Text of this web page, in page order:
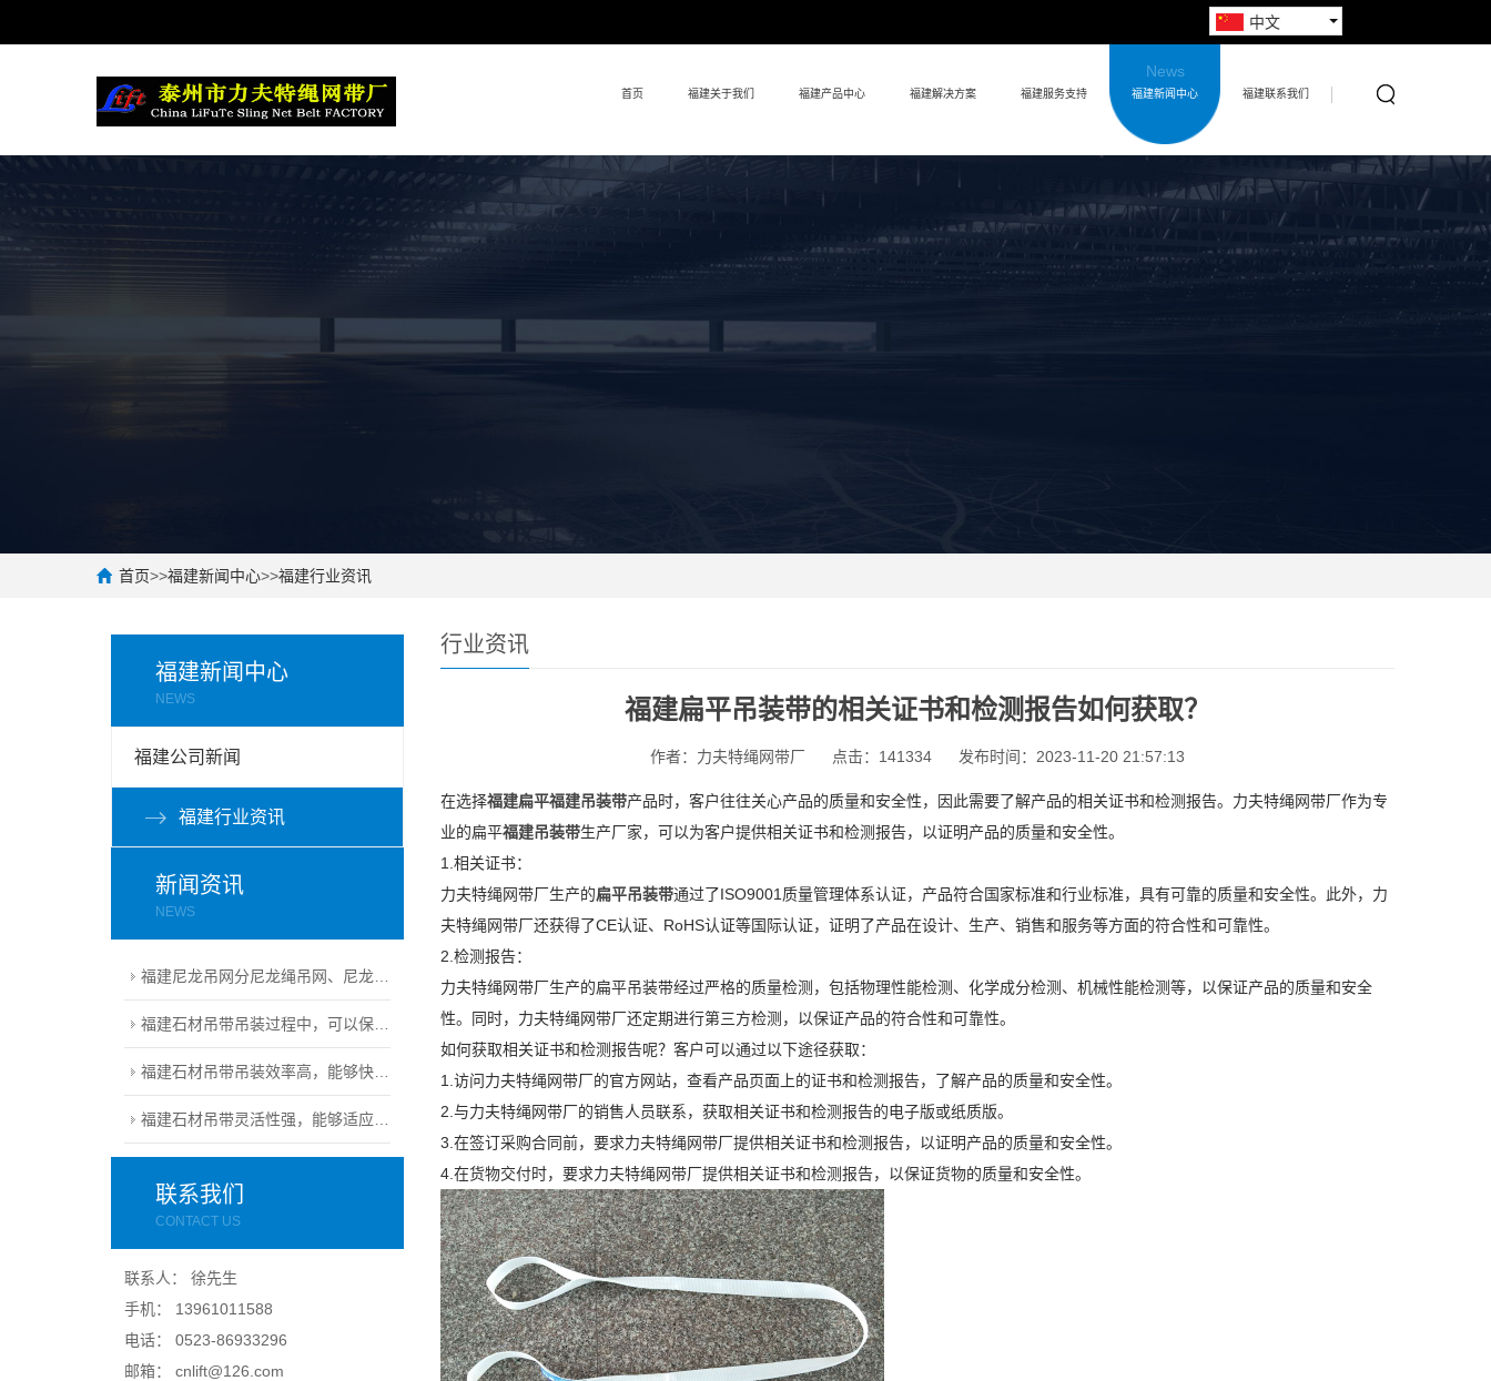
中文
首页 福建关于我们 福建产品中心 福建解决方案 福建服务支持
News
福建新闻中心 福建联系我们
首页>>福建新闻中心>>福建行业资讯
福建新闻中心
NEWS
福建公司新闻
福建行业资讯
新闻资讯
NEWS
联系我们
CONTACT US
联系人： 徐先生
手机： 13961011588
电话： 0523-86933296
邮箱： cnlift@126.com
行业资讯
福建扁平吊装带的相关证书和检测报告如何获取？
作者：力夫特绳网带厂 点击：141334 发布时间：2023-11-20 21:57:13
在选择福建扁平福建吊装带产品时，客户往往关心产品的质量和安全性，因此需要了解产品的相关证书和检测报告。力夫特绳网带厂作为专
业的扁平福建吊装带生产厂家，可以为客户提供相关证书和检测报告，以证明产品的质量和安全性。
1.相关证书：
力夫特绳网带厂生产的扁平吊装带通过了ISO9001质量管理体系认证，产品符合国家标准和行业标准，具有可靠的质量和安全性。此外，力
夫特绳网带厂还获得了CE认证、RoHS认证等国际认证，证明了产品在设计、生产、销售和服务等方面的符合性和可靠性。
2.检测报告：
力夫特绳网带厂生产的扁平吊装带经过严格的质量检测，包括物理性能检测、化学成分检测、机械性能检测等，以保证产品的质量和安全
性。同时，力夫特绳网带厂还定期进行第三方检测，以保证产品的符合性和可靠性。
如何获取相关证书和检测报告呢？客户可以通过以下途径获取：
1.访问力夫特绳网带厂的官方网站，查看产品页面上的证书和检测报告，了解产品的质量和安全性。
2.与力夫特绳网带厂的销售人员联系，获取相关证书和检测报告的电子版或纸质版。
3.在签订采购合同前，要求力夫特绳网带厂提供相关证书和检测报告，以证明产品的质量和安全性。
4.在货物交付时，要求力夫特绳网带厂提供相关证书和检测报告，以保证货物的质量和安全性。